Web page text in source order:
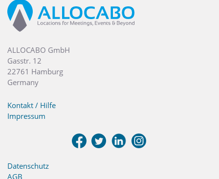
ALLOCABO GmbH
Gasstr. 12
22761 Hamburg
Germany
Kontakt / Hilfe
Impressum
Datenschutz
AGB